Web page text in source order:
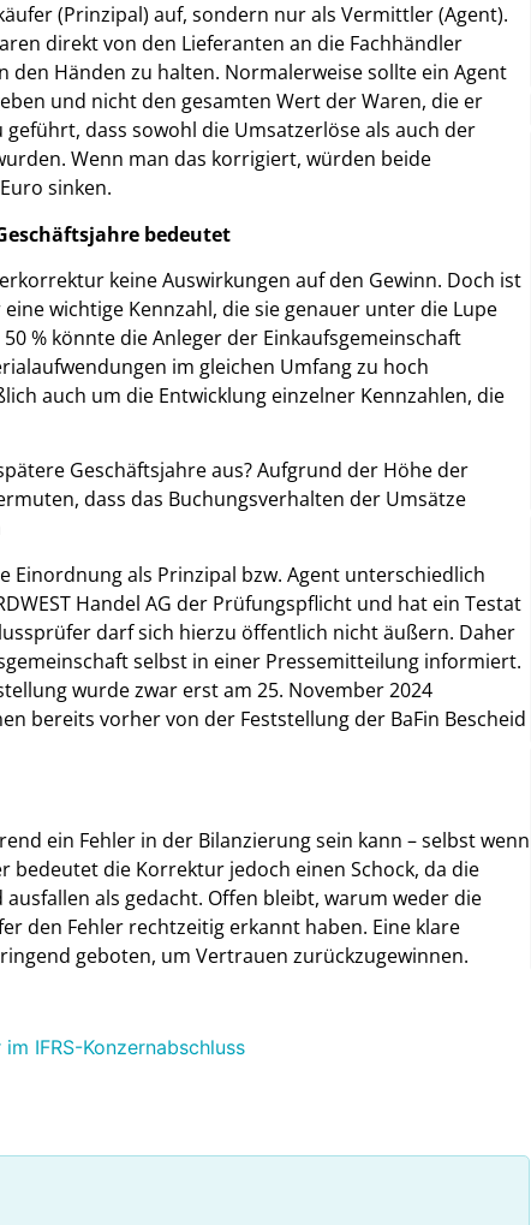
(Prinzipal) auf, sondern nur als Vermittler (Agent).
direkt von den Lieferanten an die Fachhändler
Händen zu halten. Normalerweise sollte ein Agent
und nicht den gesamten Wert der Waren, die er
dass sowohl die Umsatzerlöse als auch der
Wenn man das korrigiert, würden beide
sinken.
bedeutet
keine Auswirkungen auf den Gewinn. Doch ist
wichtige Kennzahl, die sie genauer unter die Lupe
% könnte die Anleger der Einkaufsgemeinschaft
im gleichen Umfang zu hoch
auch um die Entwicklung einzelner Kennzahlen, die
Geschäftsjahre aus? Aufgrund der Höhe der
dass das Buchungsverhalten der Umsätze
Einordnung als Prinzipal bzw. Agent unterschiedlich
Handel AG der Prüfungspflicht und hat ein Testat
darf sich hierzu öffentlich nicht äußern. Daher
selbst in einer Pressemitteilung informiert.
wurde zwar erst am 25. November 2024
bereits vorher von der Feststellung der BaFin Bescheid
ein Fehler in der Bilanzierung sein kann – selbst wenn
bedeutet die Korrektur jedoch einen Schock, da die
als gedacht. Offen bleibt, warum weder die
den Fehler rechtzeitig erkannt haben. Eine klare
geboten, um Vertrauen zurückzugewinnen.
im IFRS-Konzernabschluss